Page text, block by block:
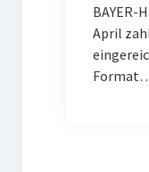
BAYER-
April